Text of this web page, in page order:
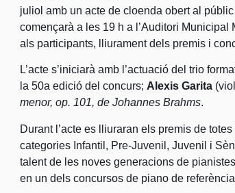
juliol amb un acte de cloenda obert al
començarà a les 19 h a l’Auditori
als participants, lliurament dels premis i
L’acte s’iniciarà amb l’actuació del trio
la 50a edició del concurs; Alexis Garita
menor, op. 101, de Johannes Brahms.
Durant l’acte es lliuraran els premis de
categories Infantil, Pre-Juvenil, Juvenil i
talent de les noves generacions de
en un dels concursos de piano de